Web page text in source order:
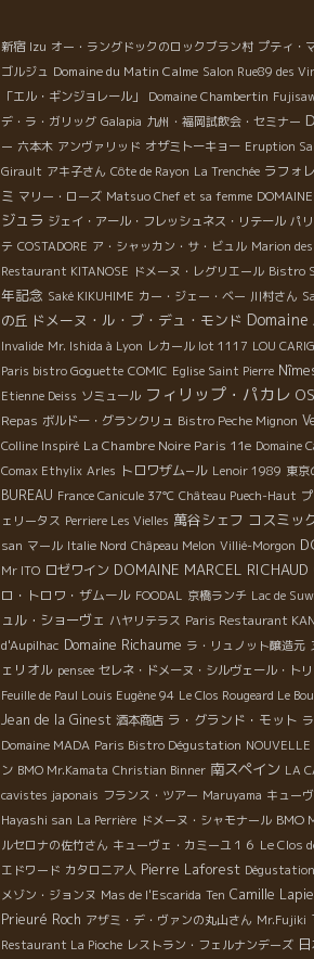
新宿 Izu オー・ラングドックのロックブラン村 プティ・
ゴルジュ Domaine du Matin Calme Salon Rue89 des
「エル・ギンジョレール」
Domaine Chambertin
デ・ラ・ガリッグ Galapia 九州・福岡試飲会・セミナー
ー 六本木 アンヴァリッド オザミトーキョー Eruption
Girault アキ子さん Côte de Rayon La Trenchée ラフォ
ミ マリー・ローズ Matsuo Chef et sa femme
ジュラ ジェイ・アール・フレッシュネス・リテール パ
テ COSTADORE ア・シャッカン・サ・ビュル Marion
Restaurant KITANOSE ドメーヌ・レグリエール Bistro
年記念 Saké KIKUHIME カー・ジェー・ベー 川村さん
の丘 ドメーヌ・ル・ブ・デュ・モンド
Invalide Mr. Ishida à Lyon レカール lot 1117 LOU
Paris bistro Goguette COMIC Eglise Saint Pierre
Etienne Deiss ソミュール フィリップ・パカレ
Repas ボルドー・グランクリュ Bistro Peche Mignon
Colline Inspiré La Chambre Noire Paris 11e Domaine
Comax Ethylix Arles トロワザム−ル Lenoir 1989 東京
BUREAU France Canicule 37℃ Château Puech-Haut
ェリータス Perriere Les Vielles 萬谷シェフ コスミッ
san マール Italie Nord Châpeau Melon Villié-Morgon
Mr ITO ロゼワイン DOMAINE MARCEL RICHAUD
ロ・トロワ・ザムール FOODAL 京橋ランチ Lac de
ュル・ショーヴェ ハヤリテラス Paris Restaurant
d'Aupilhac Domaine Richaume ラ・リュノット醸造元
ェリオル pensee セレネ・ドメーヌ・シルヴェール・ト
Feuille de Paul Louis Eugène 94 Le Clos Rougeard Le
Jean de la Ginest 酒本商店 ラ・グランド・モット
Domaine MADA Paris Bistro Dégustation NOUVELLE
ン BMO Mr.Kamata Christian Binner 南スペイン LA
cavistes japonais フランス・ツアー Maruyama キュー
Hayashi san La Perrière ドメーヌ・シャモナール BMO
ルセロナの佐竹さん キューヴェ・カミーユ１６ Le Clos
エドワード カタロニア人 Pierre Laforest
メゾン・ジョンヌ Mas de l'Escarida Ten Camille
Prieuré Roch アザミ・デ・ヴァンの丸山さん Mr.Fujiki
Restaurant La Pioche レストラン・フェルナンデーズ